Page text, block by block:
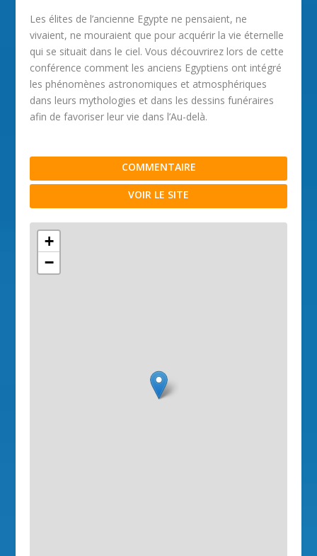
Les élites de l’ancienne Egypte ne pensaient, ne
vivaient, ne mouraient que pour acquérir la vie éternelle
qui se situait dans le ciel. Vous découvrirez lors de cette
conférence comment les anciens Egyptiens ont intégré
les phénomènes astronomiques et atmosphériques
dans leurs mythologies et dans les dessins funéraires
afin de favoriser leur vie dans l’Au-delà.
COMMENTAIRE
VOIR LE SITE
+
−